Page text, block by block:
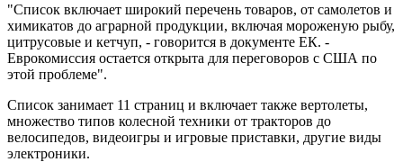
"Список включает широкий перечень товаров, от самолетов и
химикатов до аграрной продукции, включая мороженую рыбу,
цитрусовые и кетчуп, - говорится в документе ЕК. -
Еврокомиссия остается открыта для переговоров с США по
этой проблеме".
Список занимает 11 страниц и включает также вертолеты,
множество типов колесной техники от тракторов до
велосипедов, видеоигры и игровые приставки, другие виды
электроники.